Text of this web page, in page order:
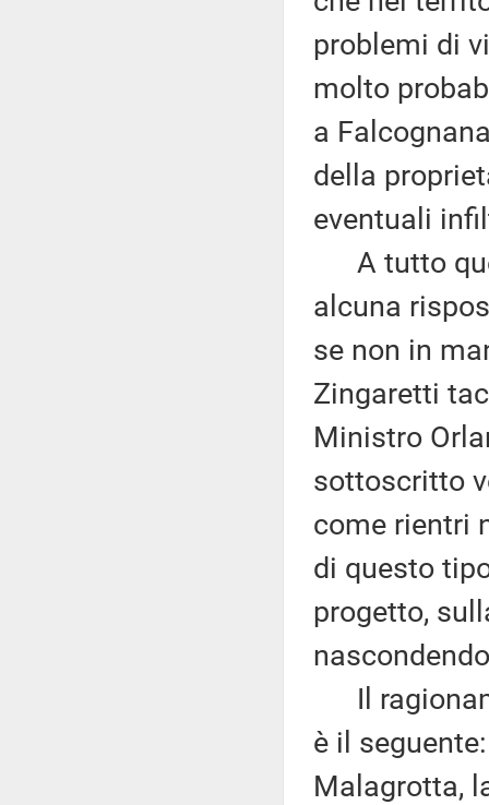
problemi di
molto
a
della
eventuali
A tutto
alcuna
se non in
Zingaretti
Ministro
sottoscritto
come rientri
di questo
progetto,
Il
è il
Malagrotta,